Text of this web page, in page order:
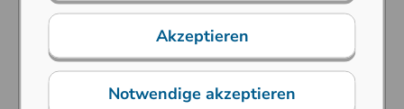
militärische und maritime
Anwendungen in rauesten
Umgebungen
Helligkeit der weißen
Akzeptieren
Notwendige akzeptieren